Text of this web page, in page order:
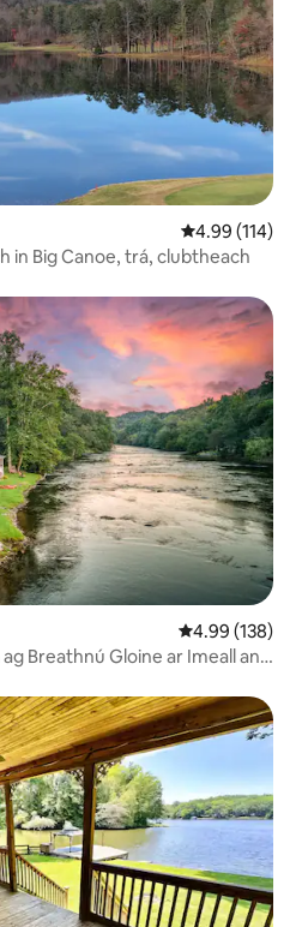
Meánrátáil
4.99 (114)
in Big Canoe, trá, clubtheach
Meánrátáil
4.99 (138)
Breathnú Gloine ar Imeall an